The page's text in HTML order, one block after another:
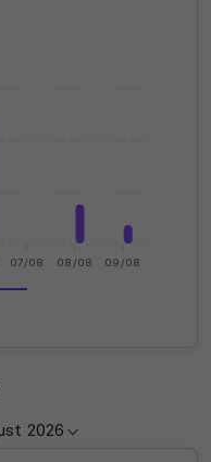
07/08 08/08 09/08